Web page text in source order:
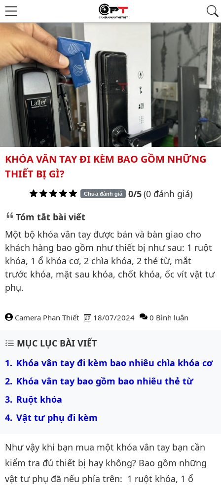
KHÓA VÂN TAY ĐI KÈM BAO GỒM NHỮNG
THIẾT BỊ GÌ?
Chưa đánh giá 0/5(0 đánh giá)
Tóm tắt bài viết
Một bộ khóa vân tay được bán và bàn giao cho
khách hàng bao gồm như thiết bị như sau: 1 ruột
khóa, 1 ổ khóa cơ, 2 chìa khóa, 2 thẻ từ, mắt
trước khóa, mặt sau khóa, chốt khóa, ốc vít vật tư
phụ.
Camera Phan Thiết 18/07/2024 0 Bình luận
Nội dung bài viết
MỤC LỤC BÀI VIẾT
Khóa vân tay đi kèm bao nhiêu chìa khóa cơ
Khóa vân tay bao gồm bao nhiêu thẻ từ
Ruột khóa
Vật tư phụ đi kèm
Như vậy khi bạn mua một khóa vân tay bạn cần
kiểm tra đủ thiết bị hay không? Bao gồm những
vật tư phụ đã nếu phía trên: 1 ruột khóa, 1 ổ